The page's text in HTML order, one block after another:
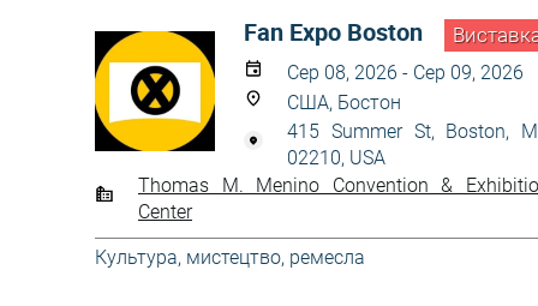
Fan Expo Boston
Сер 08, 2026 - Сер 09, 2026
США, Бостон
415 Summer St, Boston,
02210, USA
Thomas M. Menino Convention &
Center
Культура, мистецтво, ремесла